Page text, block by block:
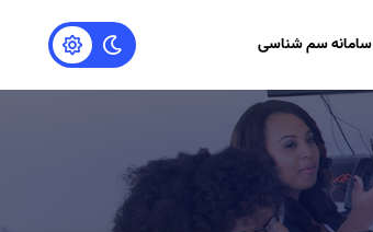
سامانه سم شناسی